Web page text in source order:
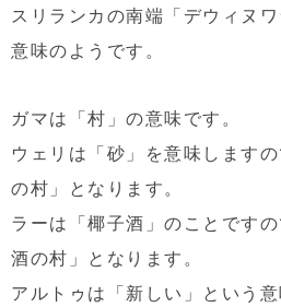
スリランカの南端「デウィヌワ
意味のようです。
ガマは「村」の意味です。
ウェリは「砂」を意味します
の村」となります。
ラーは「椰子酒」のことです
酒の村」となります。
アルトゥは「新しい」という